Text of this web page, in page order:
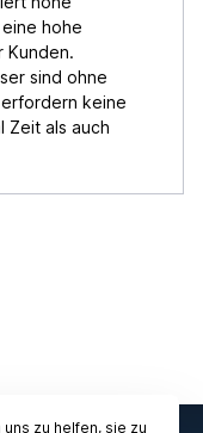
hohe
Kunden.
sind ohne
keine
Zeit als auch
zu helfen, sie zu